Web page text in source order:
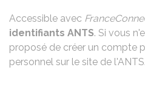
Accessible avec
identifiants ANTS. Si vous
proposé de créer un compte
personnel sur le site de l'ANTS.